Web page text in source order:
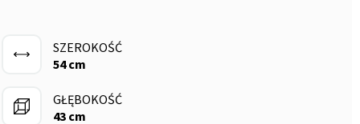
SZEROKOŚĆ
54 cm
GŁĘBOKOŚĆ
43 cm